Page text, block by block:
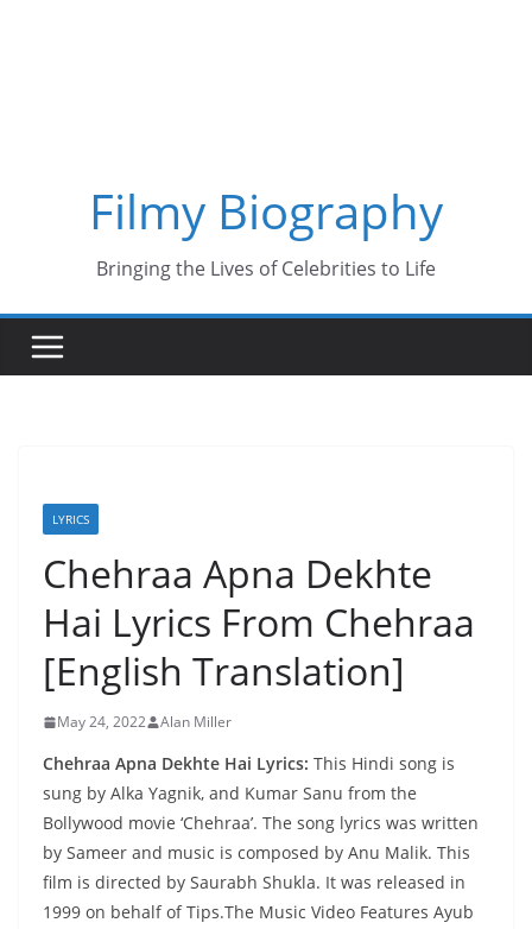
Filmy Biography
Bringing the Lives of Celebrities to Life
LYRICS
Chehraa Apna Dekhte
Hai Lyrics From Chehraa
[English Translation]
May 24, 2022 Alan Miller
Chehraa Apna Dekhte Hai Lyrics: This Hindi song is
sung by Alka Yagnik, and Kumar Sanu from the
Bollywood movie ‘Chehraa’. The song lyrics was written
by Sameer and music is composed by Anu Malik. This
film is directed by Saurabh Shukla. It was released in
1999 on behalf of Tips.The Music Video Features Ayub